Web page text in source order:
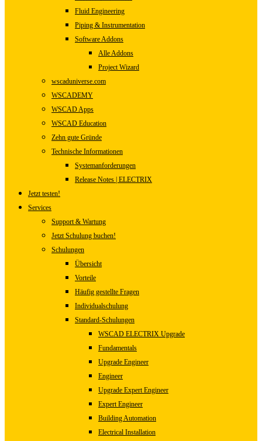
Fluid Engineering
Piping & Instrumentation
Software Addons
Alle Addons
Project Wizard
wscaduniverse.com
WSCADEMY
WSCAD Apps
WSCAD Education
Zehn gute Gründe
Technische Informationen
Systemanforderungen
Release Notes | ELECTRIX
Jetzt testen!
Services
Support & Wartung
Jetzt Schulung buchen!
Schulungen
Übersicht
Vorteile
Häufig gestellte Fragen
Individualschulung
Standard-Schulungen
WSCAD ELECTRIX Upgrade
Fundamentals
Upgrade Engineer
Engineer
Upgrade Expert Engineer
Expert Engineer
Building Automation
Electrical Installation